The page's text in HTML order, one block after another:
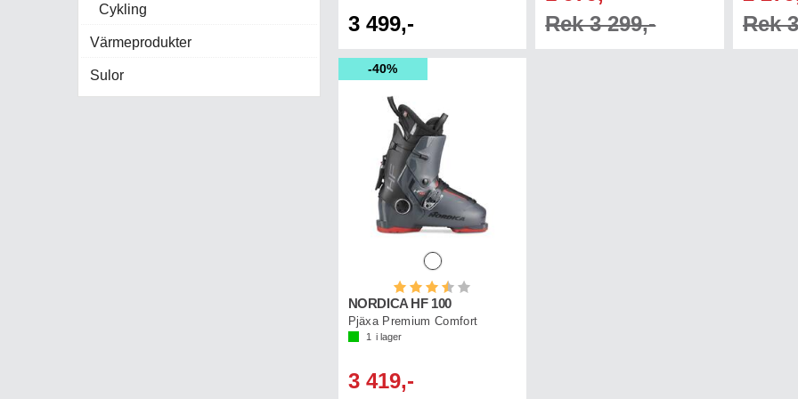
Cykling
Värmeprodukter
Sulor
3 499,-
Rek 3 299,-
Rek
40%
Betyg:
NORDICA HF 100
Pjäxa Premium Comfort
1 i lager
3 419,-